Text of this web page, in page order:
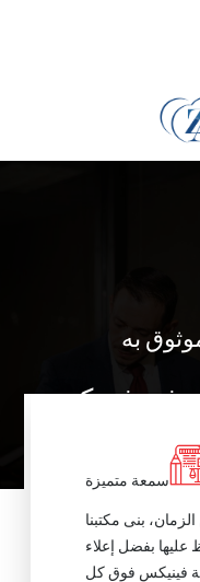
به
في فينيكس
سمعة متميزة
بنى مكتبنا
بفضل إعلاء
فينيكس فوق كل